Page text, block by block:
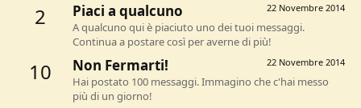
2 22 Novembre 2014
Piaci a qualcuno
A qualcuno qui è piaciuto uno dei tuoi messaggi.
Continua a postare così per averne di più!
10 22 Novembre 2014
Non Fermarti!
Hai postato 100 messaggi. Immagino che c'hai messo
più di un giorno!